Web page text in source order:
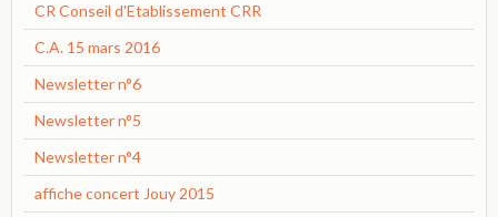
CR Conseil d'Etablissement CRR
C.A. 15 mars 2016
Newsletter n°6
Newsletter n°5
Newsletter n°4
affiche concert Jouy 2015